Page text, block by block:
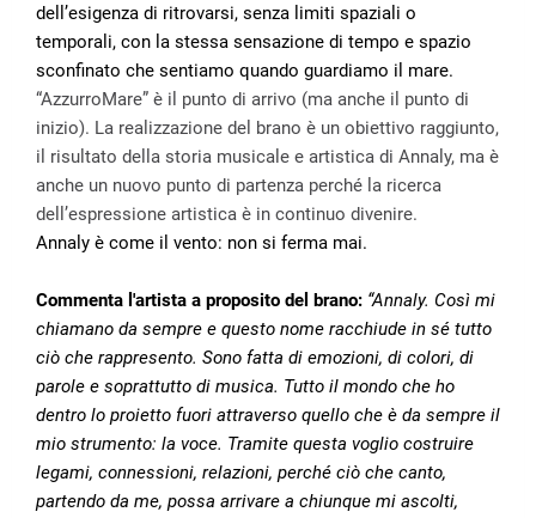
dell’esigenza di ritrovarsi, senza limiti spaziali o
temporali, con la stessa sensazione di tempo e spazio
sconfinato che sentiamo quando guardiamo il mare.
“AzzurroMare” è il punto di arrivo (ma anche il punto di
inizio). La realizzazione del brano è un obiettivo raggiunto,
il risultato della storia musicale e artistica di Annaly, ma è
anche un nuovo punto di partenza perché la ricerca
dell’espressione artistica è in continuo divenire.
Annaly è come il vento: non si ferma mai.
Commenta l'artista a proposito del brano: “Annaly. Così mi
chiamano da sempre e questo nome racchiude in sé tutto
ciò che rappresento. Sono fatta di emozioni, di colori, di
parole e soprattutto di musica. Tutto il mondo che ho
dentro lo proietto fuori attraverso quello che è da sempre il
mio strumento: la voce. Tramite questa voglio costruire
legami, connessioni, relazioni, perché ciò che canto,
partendo da me, possa arrivare a chiunque mi ascolti,